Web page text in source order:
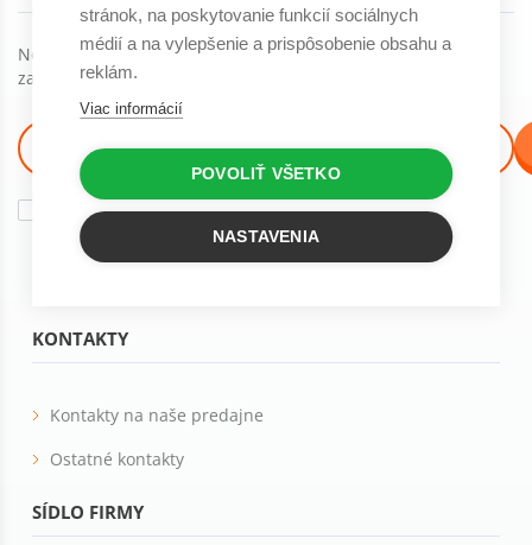
KONTAKTY
Kontakty na naše predajne
Ostatné kontakty
SÍDLO FIRMY
Novinky, trendy a ďalšie skvelé veci môžete dostávať ak
začnete odoberať náš newsletter :)
Súhlasím sospracovaním osobných údajovna marketingové účely
Tieto e-maily sú určené pre osoby staršie ako 16 rokov!
stránok, na poskytovanie funkcií sociálnych
médií a na vylepšenie a prispôsobenie obsahu a
reklám.
Viac informácií
POVOLIŤ VŠETKO
NASTAVENIA